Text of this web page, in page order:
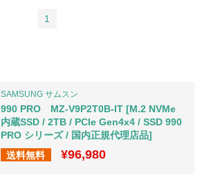
1
SAMSUNG サムスン
990 PRO MZ-V9P2T0B-IT [M.2 NVMe
内蔵SSD / 2TB / PCIe Gen4x4 / SSD 990
PRO シリーズ / 国内正規代理店品]
送料無料
¥96,980